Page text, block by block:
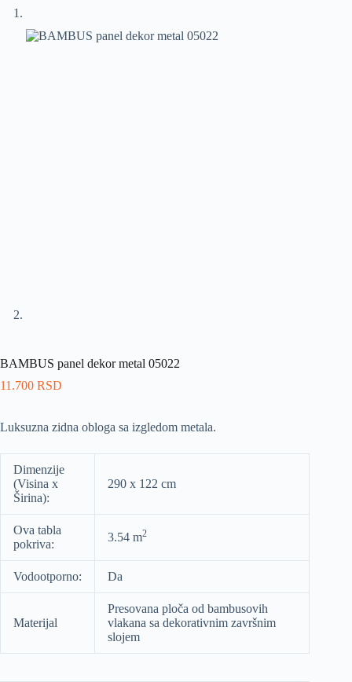
BAMBUS panel dekor metal 05022
11.700 RSD
Luksuzna zidna obloga sa izgledom metala.
Dimenzije
(Visina x
Širina):
290 x 122 cm
Ova tabla
pokriva:
3.54 m2
Vodootporno: Da
Materijal
Presovana ploča od bambusovih
vlakana sa dekorativnim završnim
slojem